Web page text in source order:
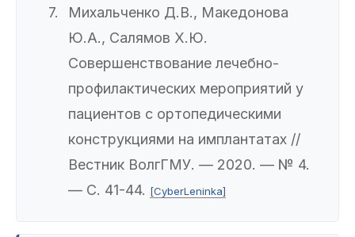
Михальченко Д.В., Македонова
Ю.А., Салямов Х.Ю.
Совершенствование лечебно-
профилактических мероприятий у
пациентов с ортопедическими
конструкциями на имплантатах //
Вестник ВолгГМУ. — 2020. — № 4.
— С. 41-44. [CyberLeninka]